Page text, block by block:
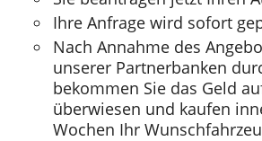
Ihre Anfrage wird sofort
Nach Annahme des
unserer Partnerbanken
bekommen Sie das Geld
überwiesen und kaufen
Wochen Ihr